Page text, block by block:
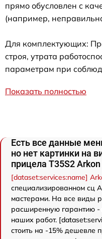
прямо обусловлен с
(например,
Для комплектующих:
строя, утрата
параметрам при
Показать полностью
Есть все данные
но нет картинки на
прицела T35S2 Arkon
[dataset:services:name]
специализированном сц
мастерами. На все виды
расширенную гарантию -
наших работ.
стоить на -15% дешевле